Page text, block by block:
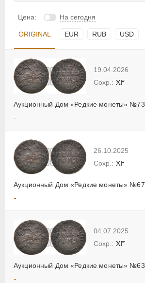
Цена: На сегодня
ORIGINAL EUR RUB USD
19.04.2026
Аукционный Дом «Редкие монеты» №73
XF
-
26.10.2025
Аукционный Дом «Редкие монеты» №67
XF
-
04.07.2025
Аукционный Дом «Редкие монеты» №63
XF
-